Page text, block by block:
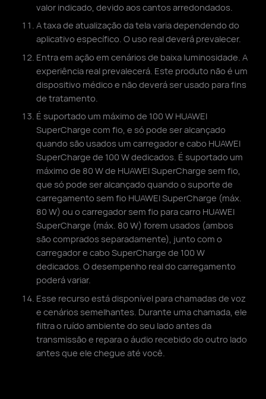
valor indicado, devido aos cantos arredondados.
A taxa de atualização da tela varia dependendo do
aplicativo específico. O uso real deverá prevalecer.
Entra em ação em cenários de baixa luminosidade. A
experiência real prevalecerá. Este produto não é um
dispositivo médico e não deverá ser usado para fins
de tratamento.
É suportado um máximo de 100 W HUAWEI
SuperCharge com fio, e só pode ser alcançado
quando são usados um carregador e cabo HUAWEI
SuperCharge de 100 W dedicados. É suportado um
máximo de 80 W de HUAWEI SuperCharge sem fio,
que só pode ser alcançado quando o suporte de
carregamento sem fio HUAWEI SuperCharge (máx.
80 W) ou o carregador sem fio para carro HUAWEI
SuperCharge (máx. 80 W) forem usados (ambos
são comprados separadamente), junto com o
carregador e cabo SuperCharge de 100 W
dedicados. O desempenho real do carregamento
poderá variar.
Esse recurso está disponível para chamadas de voz
e cenários semelhantes. Durante uma chamada, ele
filtra o ruído ambiente do seu lado antes da
transmissão e repara o áudio recebido do outro lado
antes que ele chegue até você.